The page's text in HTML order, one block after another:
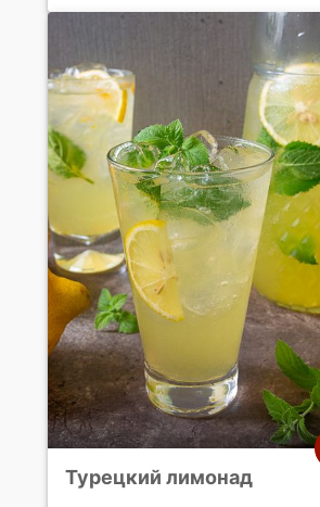
Турецкий лимонад